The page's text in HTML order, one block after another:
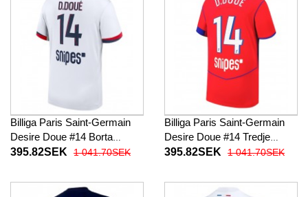
Billiga Paris Saint-Germain
Desire Doue #14 Borta
fotbollskläder 2025-26
395.82SEK 1 041.70SEK
Billiga Paris Saint-Germain
Desire Doue #14 Tredje
fotbollskläder 2025-26
395.82SEK 1 041.70SEK